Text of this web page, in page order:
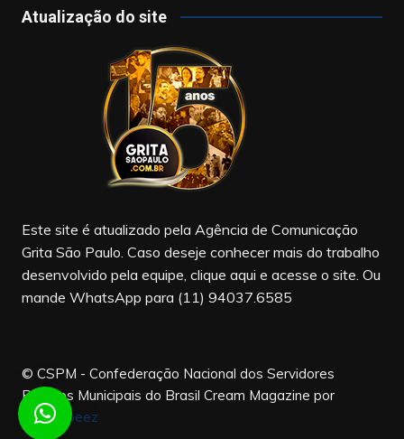
c a
m
u
T
u
b
e
Atualização do site
Este site é atualizado pela Agência de Comunicação
Grita São Paulo. Caso deseje conhecer mais do trabalho
desenvolvido pela equipe, clique aqui e acesse o site. Ou
mande WhatsApp para (11) 94037.6585
© CSPM - Confederação Nacional dos Servidores
Públicos Municipais do Brasil Cream Magazine por
Themebeez